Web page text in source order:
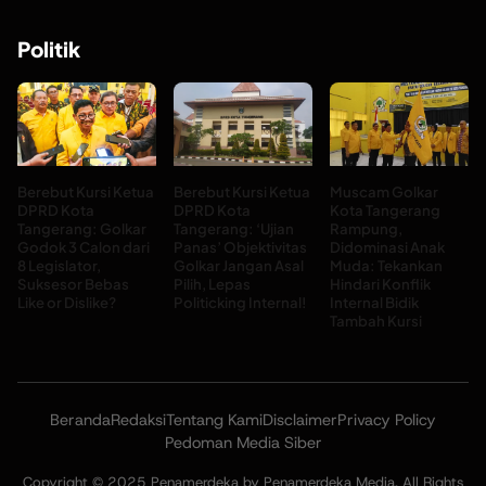
Politik
Berebut Kursi Ketua
DPRD Kota
Tangerang: Golkar
Godok 3 Calon dari
8 Legislator,
Suksesor Bebas
Like or Dislike?
Berebut Kursi Ketua
DPRD Kota
Tangerang: ‘Ujian
Panas’ Objektivitas
Golkar Jangan Asal
Pilih, Lepas
Politicking Internal!
Muscam Golkar
Kota Tangerang
Rampung,
Didominasi Anak
Muda: Tekankan
Hindari Konflik
Internal Bidik
Tambah Kursi
BerandaRedaksiTentang KamiDisclaimerPrivacy Policy
Pedoman Media Siber
Copyright © 2025 Penamerdeka by Penamerdeka Media. All Rights